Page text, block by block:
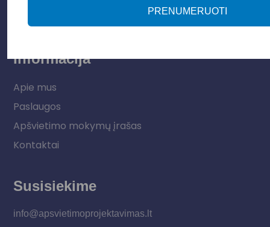
Informacija
Apie mus
Paslaugos
Apšvietimo mokymų įrašas
Kontaktai
Susisiekime
info@apsvietimoprojektavimas.lt
PRENUMERUOTI